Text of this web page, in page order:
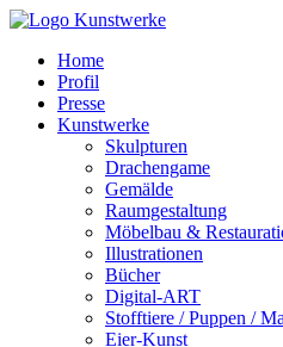
Home
Profil
Presse
Kunstwerke
Skulpturen
Drachengame
Gemälde
Raumgestaltung
Möbelbau &
Illustrationen
Bücher
Digital-ART
Stofftiere / Puppen /
Eier-Kunst